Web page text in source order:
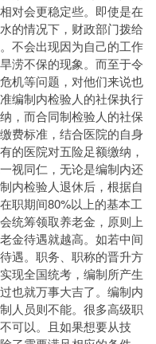
对会更稳定些。即使是在
的情况下，财政部门拨给
不会出现因为自己的工作
涝不保的现象。而至于令
机等问题，对他们来说也
编制内检验人的社保执行
，而合同制检验人的社保
费标准，结合医院的自身
的医院对五险足额缴纳，
视同仁，无论是编制内还
内检验人退休后，根据自
职期间80%以上的基本工
统筹领取养老金，原则上
金待遇就越高。如若中间
遇。职务、职称的晋升方
现全国统考，编制所产生
也就万事大吉了。编制内
人员则不能。很多高级职
可以。且如果想要从技